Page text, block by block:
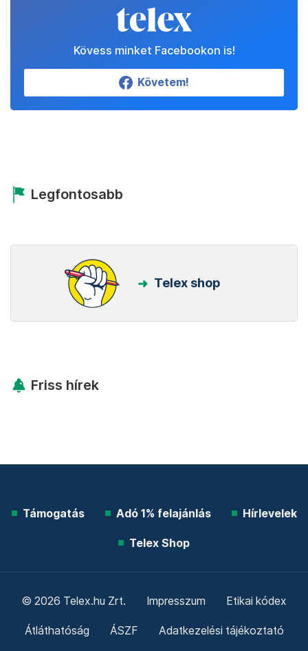
Kövess minket Facebookon is!
Követem!
Legfontosabb
Telex shop
Friss hírek
Támogatás Adó 1% felajánlás Hírlevelek
Telex Shop
© 2026 Telex.hu Zrt. Impresszum Etikai kódex
Átláthatóság ÁSZF Adatkezelési tájékoztató